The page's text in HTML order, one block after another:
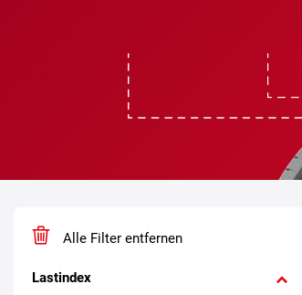
Alle Filter entfernen
Lastindex